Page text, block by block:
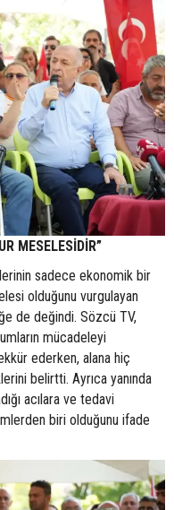
MESELESİDİR”
sadece ekonomik bir
olduğunu vurgulayan
de değindi. Sözcü TV,
mücadeleyi
ederken, alana hiç
belirtti. Ayrıca yanında
acılara ve tedavi
biri olduğunu ifade